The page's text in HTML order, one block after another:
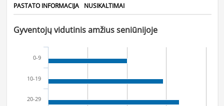
PASTATO INFORMACIJA
NUSIKALTIMAI
Gyventojų vidutinis amžius seniūnijoje
0-9
10-19
20-29